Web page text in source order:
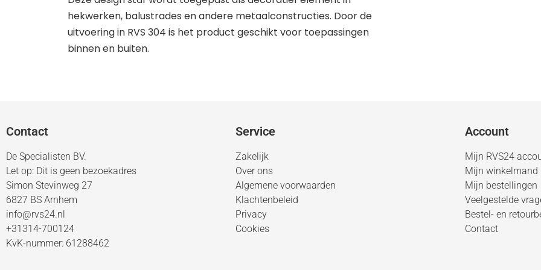
hekwerken, balustrades en andere metaalconstructies. Door de
uitvoering in RVS 304 is het product geschikt voor toepassingen
binnen en buiten.
Contact
De Specialisten BV.
Let op: Dit is geen bezoekadres
Simon Stevinweg 27
6827 BS Arnhem
info@rvs24.nl
+31314-700124
KvK-nummer: 61288462
Service
Zakelijk
Over ons
Algemene voorwaarden
Klachtenbeleid
Privacy
Cookies
Account
Mijn RVS24
Mijn winkelmand
Mijn bestellingen
Veelgestelde
Bestel- en
Contact